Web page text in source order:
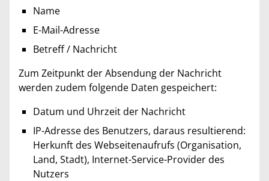
Name
E-Mail-Adresse
Betreff / Nachricht
Zum Zeitpunkt der Absendung der Nachricht
werden zudem folgende Daten gespeichert:
Datum und Uhrzeit der Nachricht
IP-Adresse des Benutzers, daraus resultierend:
Herkunft des Webseitenaufrufs (Organisation,
Land, Stadt), Internet-Service-Provider des
Nutzers